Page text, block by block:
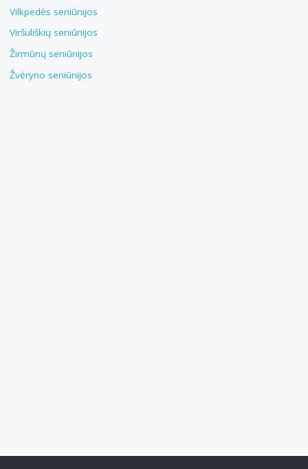
Vilkpedės seniūnijos
Viršuliškių seniūnijos
Žirmūnų seniūnijos
Žvėryno seniūnijos